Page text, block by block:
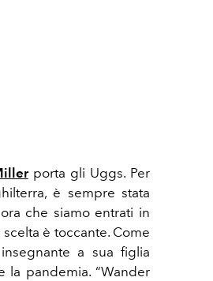
porta gli Uggs. Per
è sempre stata
che siamo entrati in
è toccante. Come
a sua figlia
la pandemia. “Wander